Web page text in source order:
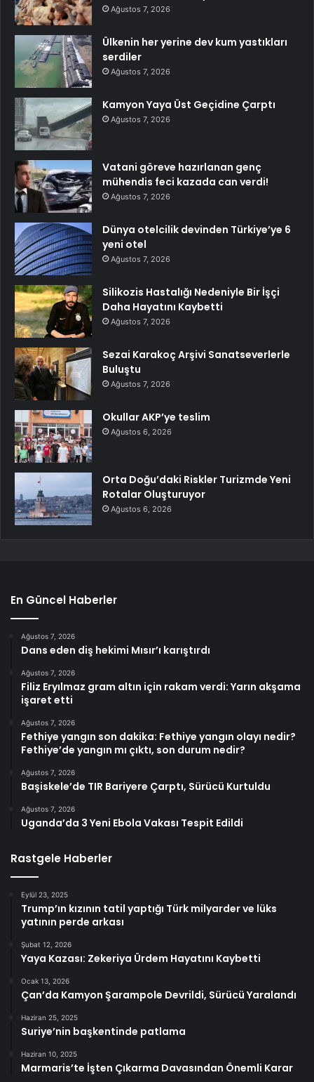
Ağustos 7, 2026
Ülkenin her yerine dev kum yastıkları
serdiler
Ağustos 7, 2026
Kamyon Yaya Üst Geçidine Çarptı
Ağustos 7, 2026
Vatani göreve hazırlanan genç
mühendis feci kazada can verdi!
Ağustos 7, 2026
Dünya otelcilik devinden Türkiye’ye 6
yeni otel
Ağustos 7, 2026
Silikozis Hastalığı Nedeniyle Bir İşçi
Daha Hayatını Kaybetti
Ağustos 7, 2026
Sezai Karakoç Arşivi Sanatseverlerle
Buluştu
Ağustos 7, 2026
Okullar AKP’ye teslim
Ağustos 6, 2026
Orta Doğu’daki Riskler Turizmde Yeni
Rotalar Oluşturuyor
Ağustos 6, 2026
En Güncel Haberler
Ağustos 7, 2026
Dans eden diş hekimi Mısır’ı karıştırdı
Ağustos 7, 2026
Filiz Eryılmaz gram altın için rakam verdi: Yarın akşama
işaret etti
Ağustos 7, 2026
Fethiye yangın son dakika: Fethiye yangın olayı nedir?
Fethiye’de yangın mı çıktı, son durum nedir?
Ağustos 7, 2026
Başiskele’de TIR Bariyere Çarptı, Sürücü Kurtuldu
Ağustos 7, 2026
Uganda’da 3 Yeni Ebola Vakası Tespit Edildi
Rastgele Haberler
Eylül 23, 2025
Trump’ın kızının tatil yaptığı Türk milyarder ve lüks
yatının perde arkası
Şubat 12, 2026
Yaya Kazası: Zekeriya Ürdem Hayatını Kaybetti
Ocak 13, 2026
Çan’da Kamyon Şarampole Devrildi, Sürücü Yaralandı
Haziran 25, 2025
Suriye’nin başkentinde patlama
Haziran 10, 2025
Marmaris’te İşten Çıkarma Davasından Önemli Karar